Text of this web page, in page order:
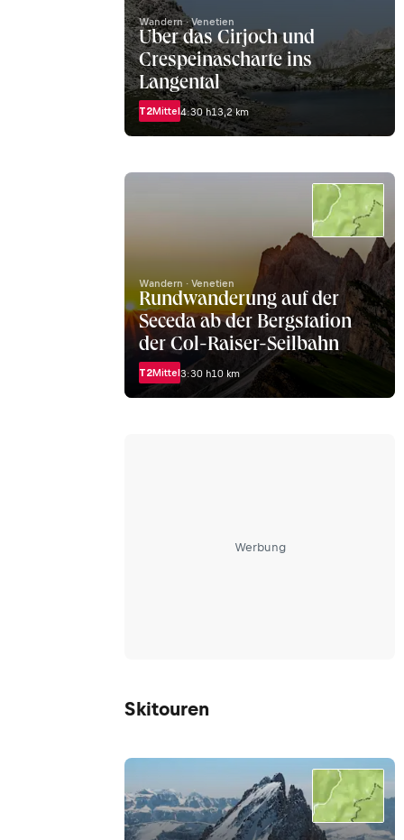
Wandern · Venetien
Über das Cirjoch und
Crespeinascharte ins
Langental
T2Mittel4:30 h13,2 km
Wandern · Venetien
Rundwanderung auf der
Seceda ab der Bergstation
der Col-Raiser-Seilbahn
T2Mittel3:30 h10 km
Werbung
Skitouren